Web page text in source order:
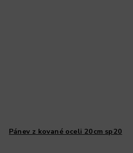
Pánev z kované oceli 20cm sp20